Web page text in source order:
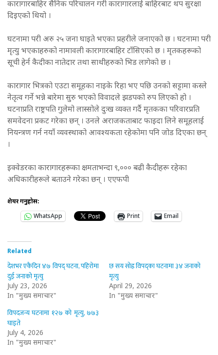
कारागारबाहिर सैनिक परिचालन गरी कारागारलाई बाहिरबाट थप सुरक्षा
दिइएको थियो ।
घटनामा परी अरु २५ जना घाइते भएका प्रहरीले जनाएको छ । घटनामा परी
मृत्यु भएकाहरुको नामावली कारागारबाहिर टाँसिएको छ । मृतकहरूको
सूची हेर्न कैदीका नातेदार तथा साथीहरुको भिड लागेको छ ।
कारागार भित्रको एउटा समूहका नाइके रिहा भए पछि उनको सट्टामा कस्ले
नेतृत्व गर्ने भन्ने बारेमा सुरु भएको विवादले झडपको रुप लिएको हो ।
घटनाप्रति राष्ट्रपति गुलेमो लास्सोले दुःख व्यक्त गर्दै मृतकका परिवारप्रति
समवेदना प्रकट गरेका छन् । उनले अराजकताबाट फाइदा लिने समूहलाई
नियन्त्रण गर्न नयाँ व्यवस्थाको आवश्यकता रहेकोमा पनि जोड दिएका छन्
।
इक्वेडरका कारागारहरूका क्षमताभन्दा ९,००० बढी कैदीहरू रहेका
अधिकारीहरूले बताउने गरेका छन् । एएफपी
शेयर गर्नुहोस:
WhatsApp
Print Email
Related
देशभर एकैदिन ४७ विपद् घटना, पहिरोमा
दुई जनाको मृत्यु
July 23, 2026
In "मुख्य समाचार"
छ सय सोह्र विपद्का घटनामा ३४ जनाको
मृत्यु
April 29, 2026
In "मुख्य समाचार"
विपदजन्य घटनामा १२७ को मृत्यु, ७७३
घाइते
July 4, 2026
In "मुख्य समाचार"